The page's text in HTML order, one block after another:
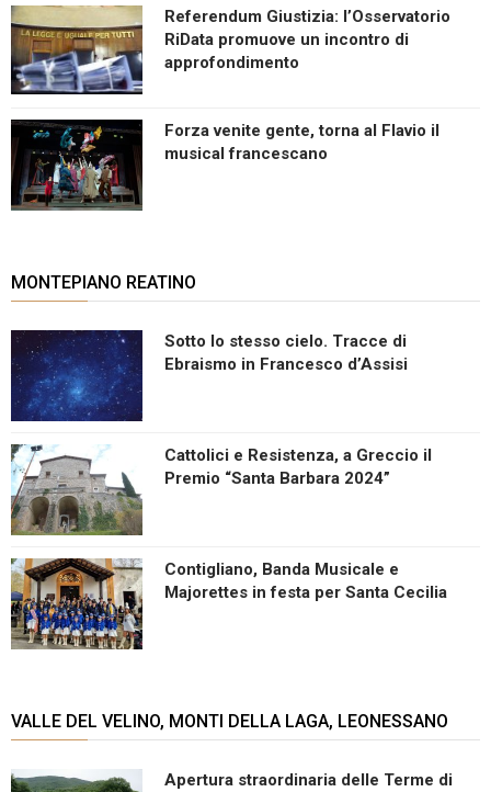
Referendum Giustizia: l’Osservatorio
RiData promuove un incontro di
approfondimento
Forza venite gente, torna al Flavio il
musical francescano
MONTEPIANO REATINO
Sotto lo stesso cielo. Tracce di
Ebraismo in Francesco d’Assisi
Cattolici e Resistenza, a Greccio il
Premio “Santa Barbara 2024”
Contigliano, Banda Musicale e
Majorettes in festa per Santa Cecilia
VALLE DEL VELINO, MONTI DELLA LAGA, LEONESSANO
Apertura straordinaria delle Terme di